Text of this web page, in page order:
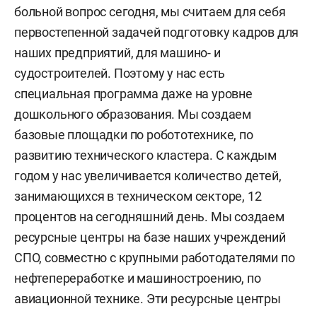
больной вопрос сегодня, мы считаем для себя
первостепенной задачей подготовку кадров для
наших предприятий, для машино- и
судостроителей. Поэтому у нас есть
специальная программа даже на уровне
дошкольного образования. Мы создаем
базовые площадки по робототехнике, по
развитию технического кластера. С каждым
годом у нас увеличивается количество детей,
занимающихся в техническом секторе, 12
процентов на сегодняшний день. Мы создаем
ресурсные центры на базе наших учреждений
СПО, совместно с крупными работодателями по
нефтепереработке и машиностроению, по
авиационной технике. Эти ресурсные центры